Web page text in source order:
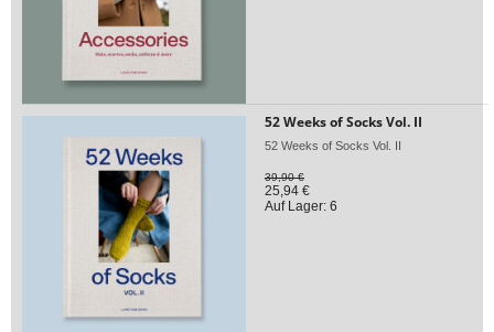
52 Weeks of Socks Vol. II
52 Weeks of Socks Vol. II
39,90 €
25,94 €
Auf Lager: 6